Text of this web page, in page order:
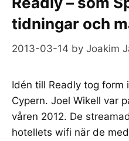
tidningar och
2013-03-14 by Joakim
Idén till Readly tog form
Cypern. Joel Wikell var
våren 2012. De
hotellets wifi när de